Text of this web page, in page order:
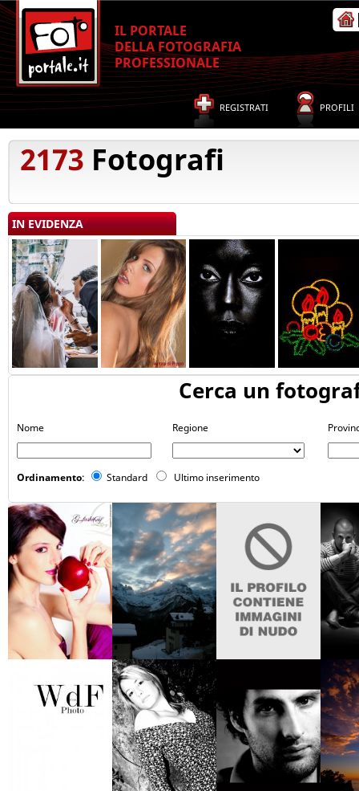
IL PORTALE
DELLA FOTOGRAFIA
PROFESSIONALE
REGISTRATI PROFILI
2173 Fotografi
IN EVIDENZA
Cerca un
Nome Regione
Ordinamento: Standard Ultimo inserimento